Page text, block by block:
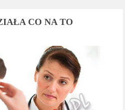
CO NA TO